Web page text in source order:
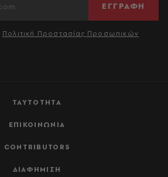
ΤΑΥΤΟΤΗΤΑ
ΕΠΙΚΟΙΝΩΝΙΑ
CONTRIBUTORS
ΔΙΑΦΗΜΙΣΗ
ΕΓΓΡΑΦΗ
Πολιτική Προστασίας Προσωπικών